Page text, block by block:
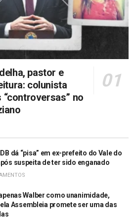
pastor e
colunista
no
dá “pisa” em ex-prefeito do Vale do
suspeita de ter sido enganado
Walber como unanimidade,
Assembleia promete ser uma das